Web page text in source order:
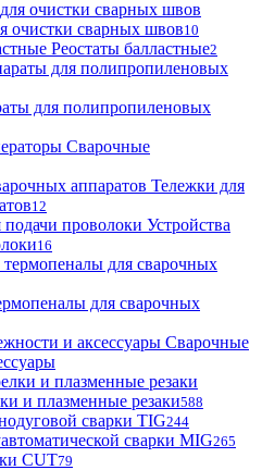
очистки сварных швов10
Реостаты балластные2
для полипропиленовых
Сварочные
Тележки для
12
Устройства
16
для сварочных
Сварочные
и плазменные резаки588
сварки TIG244
сварки MIG265
CUT79